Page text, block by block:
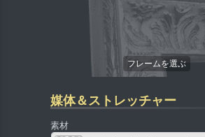
媒体＆ストレッチャー
素材